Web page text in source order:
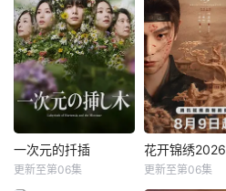
一次元的扦插
更新至第06集
花开锦绣2026
更新至第06集